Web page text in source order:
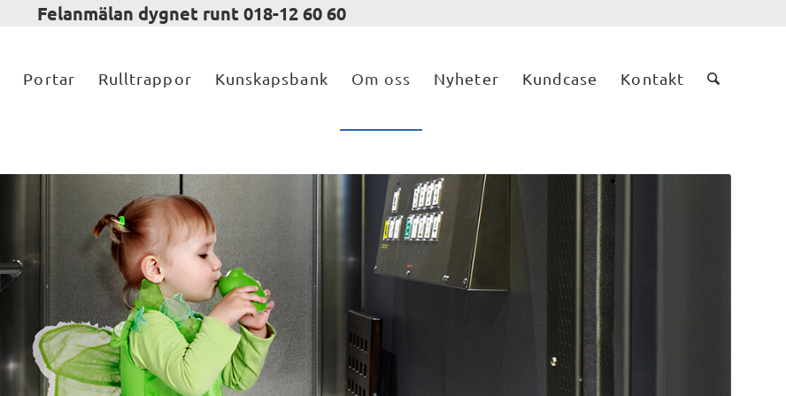
Felanmälan dygnet runt 018-12 60 60
Portar Rulltrappor Kunskapsbank Om oss Nyheter Kundcase Kontakt